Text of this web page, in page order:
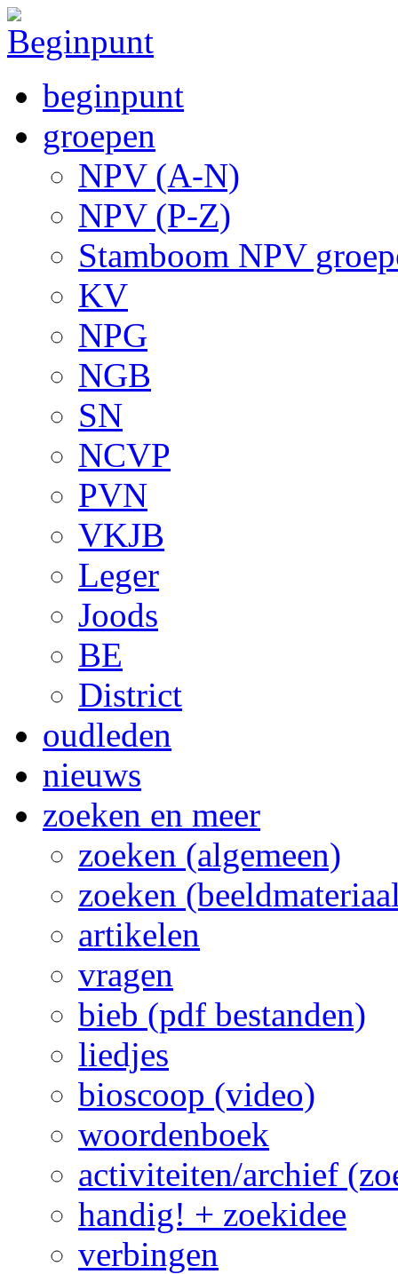
beginpunt
groepen
NPV (A-N)
NPV (P-Z)
Stamboom NPV
KV
NPG
NGB
SN
NCVP
PVN
VKJB
Leger
Joods
BE
District
oudleden
nieuws
zoeken en meer
zoeken (algemeen)
zoeken
artikelen
vragen
bieb (pdf bestanden)
liedjes
bioscoop (video)
woordenboek
activiteiten/archief
handig! + zoekidee
verbingen